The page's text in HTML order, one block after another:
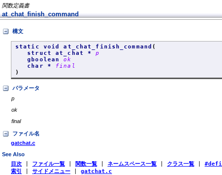
関数定義書
at_chat_finish_command
構文
static void at_chat_finish_command (
struct at_chat *p
gbooleanok
char * final
)
パラメータ
p
ok
final
ファイル名
gatchat.c
See Also
目次 ファイル一覧 関数一覧 ネームスペース一覧 クラス一覧
索引
サイドメニュー gatchat.c